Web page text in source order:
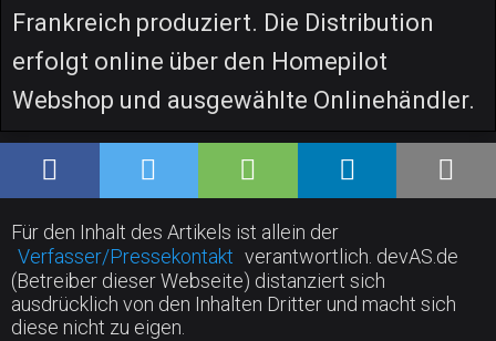
Frankreich produziert. Die Distribution
erfolgt online über den Homepilot
Webshop und ausgewählte Onlinehändler.
Für den Inhalt des Artikels ist allein der
Verfasser/Pressekontakt verantwortlich. devAS.de
(Betreiber dieser Webseite) distanziert sich
ausdrücklich von den Inhalten Dritter und macht sich
diese nicht zu eigen.